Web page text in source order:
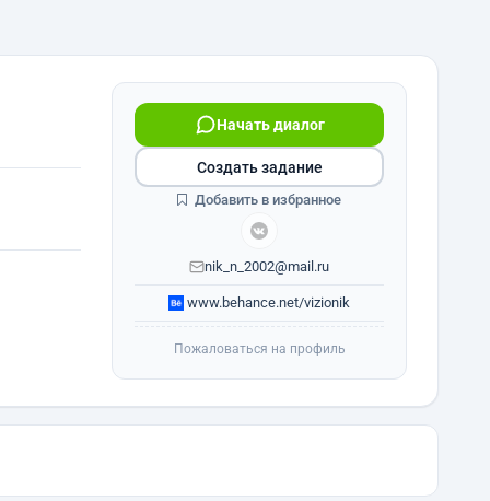
Начать диалог
nik_n_2002@mail.ru
www.behance.net/vizionik
Создать задание
Добавить в избранное
Пожаловаться на профиль